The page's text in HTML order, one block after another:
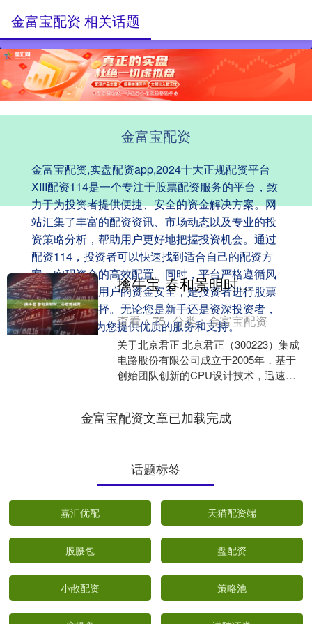
金富宝配资
金富宝配资,实盘配资app,2024十大正规配资平台
XIII‌配资114是一个专注于股票配资服务的平台，致
力于为投资者提供便捷、安全的资金解决方案。网
站汇集了丰富的配资资讯、市场动态以及专业的投
资策略分析，帮助用户更好地把握投资机会。通过
配资114，投资者可以快速找到适合自己的配资方
案，实现资金的高效配置。同时，平台严格遵循风
控管理，保障用户的资金安全，是投资者进行股票
配资的不二选择。无论您是新手还是资深投资者，
配资114都能为您提供优质的服务和支持。
金富宝配资 相关话题
擒牛宝 春和景明时，芯启新视界
查看：75 分类：金富宝配资
关于北京君正 北京君正（300223）集成
电路股份有限公司成立于2005年，基于
创始团队创新的CPU设计技术，迅速在
金富宝配资文章已加载完成
话题标签
嘉汇优配 天猫配资端
股腰包 盘配资
小散配资 策略池